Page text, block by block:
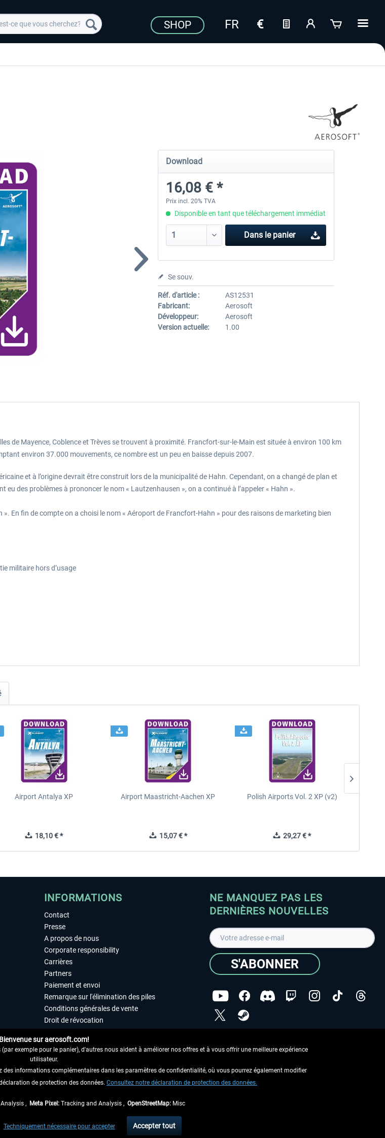
SHOP
Download
16,08 € *
Prix incl. 20% TVA
Disponible en tant que téléchargement immédiat
Dans le panier
Se souv.
Réf. d'article :
AS12531
Fabricant:
Aerosoft
Développeur:
Aerosoft
Version actuelle:
1.00
de Mayence, Coblence et Trèves se trouvent à proximité. Francfort-sur-le-Main est située à environ 100 km
environ 37.000 mouvements, ce nombre est un peu en baisse depuis 2007.
et à l’origine devrait être construit lors de la municipalité de Hahn. Cependant, on a changé de plan et
des problèmes à prononcer le nom « Lautzenhausen », on a continué à l’appeler « Hahn ».
En fin de compte on a choisi le nom « Aéroport de Francfort-Hahn » pour des raisons de marketing bien
militaire hors d’usage
Airport Antalya XP
18,10 € *
Airport Maastricht-Aachen XP
15,07 € *
Polish Airports Vol. 2 XP (v2)
29,27 € *
INFORMATIONS
Contact
Presse
A propos de nous
Corporate responsibility
Carrières
Partners
Paiement et envoi
Remarque sur l'élimination des piles
Conditions générales de vente
Droit de révocation
Accessibilité
Mentions légales
NE MANQUEZ PAS LES
DERNIÈRES NOUVELLES
S'ABONNER
Copyright © Aerosoft GmbH - Tous droits réservés
et, le cas échéant, frais de remboursement, si aucune description contraire.
Pour les autres pays, veuillez consulter les
informations d'expédition
Bienvenue sur aerosoft.com!
exemple pour le panier), d'autres nous aident à améliorer nos offres et à vous offrir une meilleure expérience
utilisateur.
informations complémentaires dans les paramètres de confidentialité, où vous pourrez également modifier
de protection des données. Consultez notre déclaration de protection des données.
, Meta Pixel: Tracking and Analysis , OpenStreetMap: Misc
Techniquement nécessaire pour accepter Accepter tout